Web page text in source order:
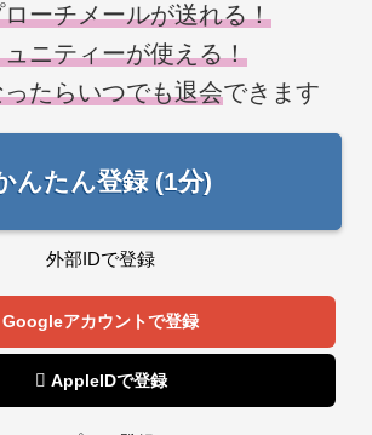
ーチメールが送れる！
ニティーが使える！
たらいつでも退会できます
んたん登録 (1分)
外部IDで登録
Googleアカウントで登録
 AppleIDで登録